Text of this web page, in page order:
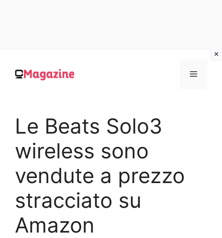
contenuto
MENU
Le Beats Solo3
wireless sono
vendute a prezzo
stracciato su
Amazon